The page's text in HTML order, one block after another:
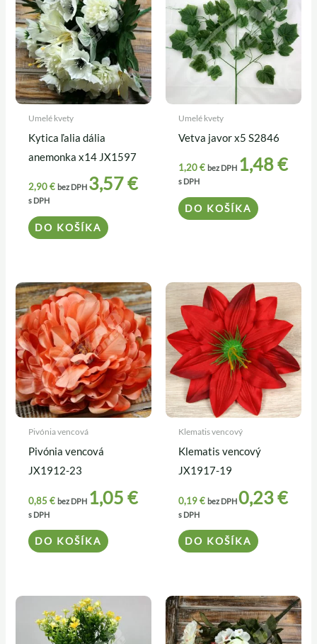
Umelé kvety
Kytica ľalia dália
anemonka x14 JX1597
2,90€ bez DPH 3,57€
s DPH
DO KOŠÍKA
Umelé kvety
Vetva javor x5 S2846
1,20€ bez DPH 1,48€
s DPH
DO KOŠÍKA
Pivónia vencová
Pivónia vencová
JX1912-23
0,85€ bez DPH 1,05 €
s DPH
DO KOŠÍKA
Klematis vencový
Klematis vencový
JX1917-19
0,19€ bez DPH0,23€
s DPH
DO KOŠÍKA